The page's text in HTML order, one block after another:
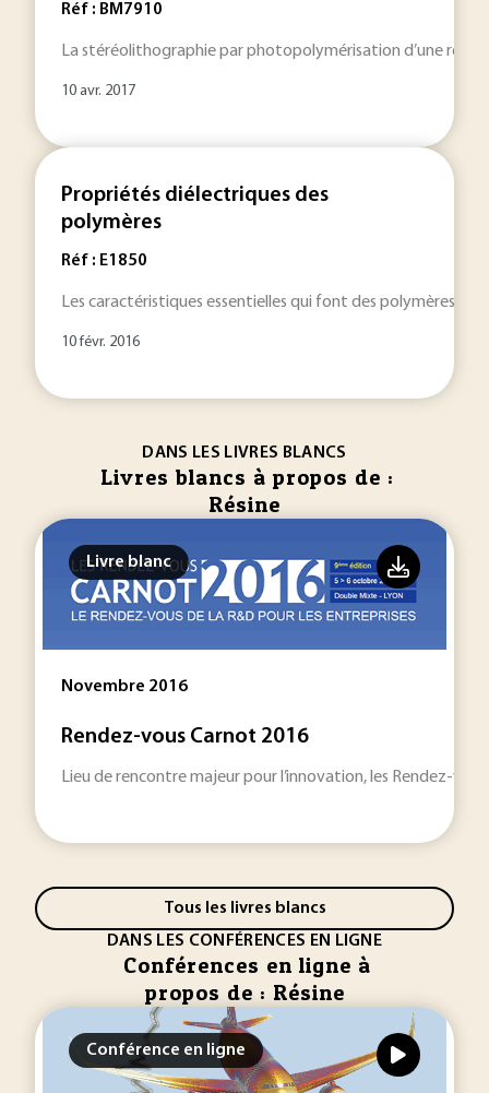
Réf : BM7910
La stéréolithographie par photopolymérisation d’une
10 avr. 2017
Propriétés diélectriques des
polymères
Réf : E1850
Les caractéristiques essentielles qui font des polymères
10 févr. 2016
DANS LES LIVRES BLANCS
Livres blancs à propos de :
Résine
Livre blanc
Novembre 2016
Rendez-vous Carnot 2016
Lieu de rencontre majeur pour l’innovation, les Rendez-
Tous les livres blancs
DANS LES CONFÉRENCES EN LIGNE
Conférences en ligne à
propos de : Résine
Conférence en ligne